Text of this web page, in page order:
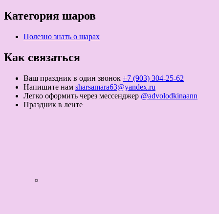
Категория шаров
Полезно знать о шарах
Как связаться
Ваш праздник в один звонок +7 (903) 304-25-62
Напишите нам sharsamara63@yandex.ru
Легко оформить через мессенджер @advolodkinaann
Праздник в ленте